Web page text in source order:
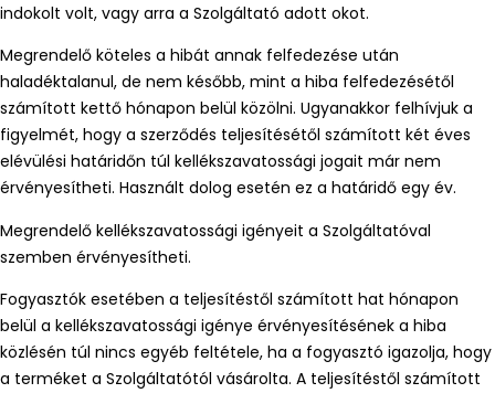
indokolt volt, vagy arra a Szolgáltató adott okot.
Megrendelő köteles a hibát annak felfedezése után
haladéktalanul, de nem később, mint a hiba felfedezésétől
számított kettő hónapon belül közölni. Ugyanakkor felhívjuk a
figyelmét, hogy a szerződés teljesítésétől számított két éves
elévülési határidőn túl kellékszavatossági jogait már nem
érvényesítheti. Használt dolog esetén ez a határidő egy év.
Megrendelő kellékszavatossági igényeit a Szolgáltatóval
szemben érvényesítheti.
Fogyasztók esetében a teljesítéstől számított hat hónapon
belül a kellékszavatossági igénye érvényesítésének a hiba
közlésén túl nincs egyéb feltétele, ha a fogyasztó igazolja, hogy
a terméket a Szolgáltatótól vásárolta. A teljesítéstől számított